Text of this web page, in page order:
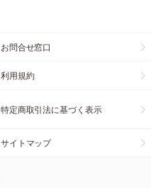
お問合せ窓口
利用規約
特定商取引法に基づく表示
サイトマップ